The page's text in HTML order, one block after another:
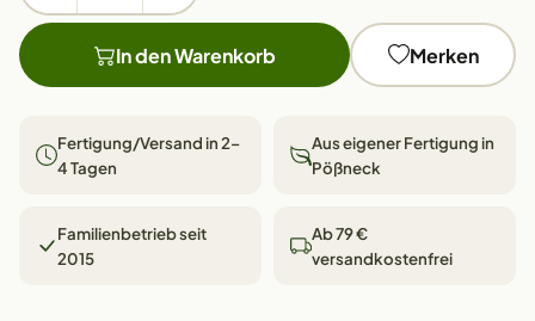
In den Warenkorb Merken
Fertigung/Versand in 2–
4 Tagen
Aus eigener Fertigung in
Pößneck
Familienbetrieb seit
2015
Ab 79 €
versandkostenfrei